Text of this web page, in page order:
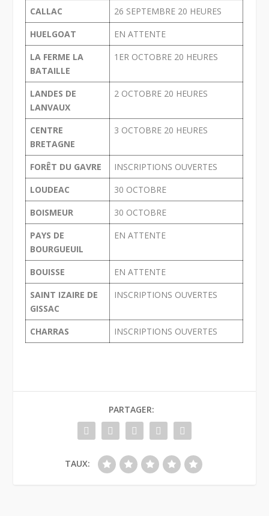
CALLAC
26 SEPTEMBRE 20 HEURES
HUELGOAT
EN ATTENTE
LA FERME LA
BATAILLE
1 ER OCTOBRE 20 HEURES
LANDES DE
LANVAUX
2 OCTOBRE 20 HEURES
CENTRE
BRETAGNE
3 OCTOBRE 20 HEURES
FORÊT DU GAVRE
INSCRIPTIONS OUVERTES
LOUDEAC
30 OCTOBRE
BOISMEUR
30 OCTOBRE
PAYS DE
BOURGUEUIL
EN ATTENTE
BOUISSE
EN ATTENTE
SAINT IZAIRE DE
GISSAC
INSCRIPTIONS OUVERTES
CHARRAS INSCRIPTIONS OUVERTES
PARTAGER:
TAUX: